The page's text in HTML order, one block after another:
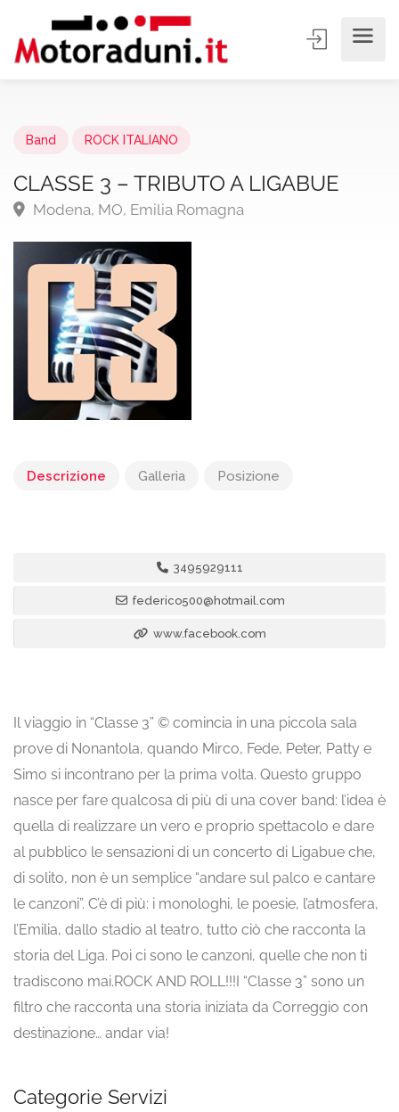
Band ROCK ITALIANO
CLASSE 3 – TRIBUTO A LIGABUE
Modena, MO, Emilia Romagna
Descrizione Galleria Posizione
3495929111
federico500@hotmail.com
www.facebook.com
Il viaggio in “Classe 3” © comincia in una piccola sala
prove di Nonantola, quando Mirco, Fede, Peter, Patty e
Simo si incontrano per la prima volta. Questo gruppo
nasce per fare qualcosa di più di una cover band: l’idea è
quella di realizzare un vero e proprio spettacolo e dare
al pubblico le sensazioni di un concerto di Ligabue che,
di solito, non è un semplice “andare sul palco e cantare
le canzoni”. C’è di più: i monologhi, le poesie, l’atmosfera,
l’Emilia, dallo stadio al teatro, tutto ciò che racconta la
storia del Liga. Poi ci sono le canzoni, quelle che non ti
tradiscono mai.ROCK AND ROLL!!!I “Classe 3” sono un
filtro che racconta una storia iniziata da Correggio con
destinazione… andar via!
Categorie Servizi